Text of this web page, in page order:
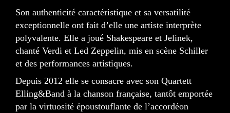
Son authenticité caractéristique et sa versatilité
exceptionnelle ont fait d’elle une artiste interprète
polyvalente. Elle a joué Shakespeare et Jelinek,
chanté Verdi et Led Zeppelin, mis en scène Schiller
et des performances artistiques.
Depuis 2012 elle se consacre avec son Quartett
Elling&Band à la chanson française, tantôt emportée
par la virtuosité époustouflante de l’accordéon